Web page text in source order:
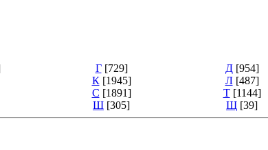
Г [729] Д [954]
К [1945] Л [487]
С [1891] Т [1144]
Ш [305] Щ [39]